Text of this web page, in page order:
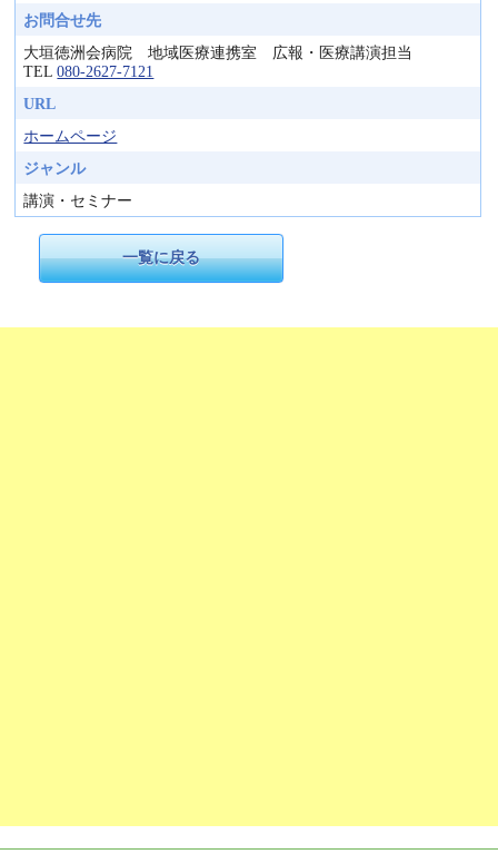
お問合せ先
大垣徳洲会病院 地域医療連携室 広報・医療講演担当
TEL080-2627-7121
URL
ホームページ
ジャンル
講演・セミナー
一覧に戻る